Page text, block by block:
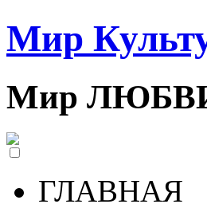
Мир
Мир
ГЛАВНАЯ